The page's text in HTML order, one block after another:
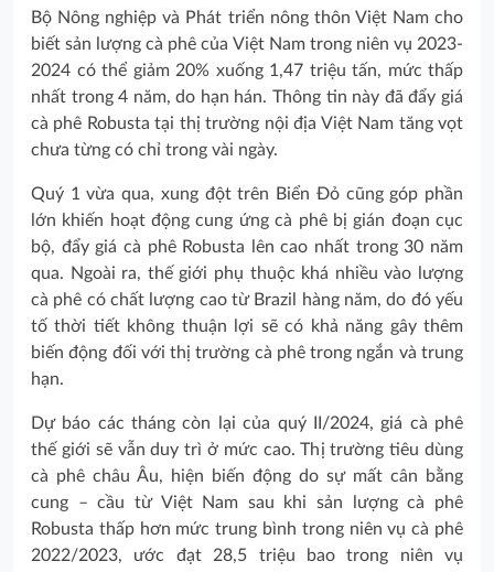
Bộ Nông nghiệp và Phát triển nông thôn Việt Nam cho
biết ​​sản lượng cà phê của Việt Nam trong niên vụ 2023-
2024 có thể giảm 20% xuống 1,47 triệu tấn, mức thấp
nhất trong 4 năm, do hạn hán. Thông tin này đã đẩy giá
cà phê Robusta tại thị trường nội địa Việt Nam tăng vọt
chưa từng có chỉ trong vài ngày.
Quý 1 vừa qua, xung đột trên Biển Đỏ cũng góp phần
lớn khiến hoạt động cung ứng cà phê bị gián đoạn cục
bộ, đẩy giá cà phê Robusta lên cao nhất trong 30 năm
qua. Ngoài ra, thế giới phụ thuộc khá nhiều vào lượng
cà phê có chất lượng cao từ Brazil hàng năm, do đó yếu
tố thời tiết không thuận lợi sẽ có khả năng gây thêm
biến động đối với thị trường cà phê trong ngắn và trung
hạn.
Dự báo các tháng còn lại của quý II/2024, giá cà phê
thế giới sẽ vẫn duy trì ở mức cao. Thị trường tiêu dùng
cà phê châu Âu, hiện biến động do sự mất cân bằng
cung – cầu từ Việt Nam sau khi sản lượng cà phê
Robusta thấp hơn mức trung bình trong niên vụ cà phê
2022/2023, ước đạt 28,5 triệu bao trong niên vụ